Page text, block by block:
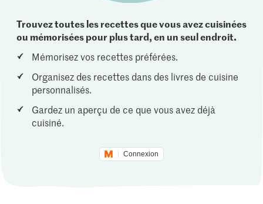
Trouvez toutes les recettes que vous avez cuisinées
ou mémorisées pour plus tard, en un seul endroit.
Mémorisez vos recettes préférées.
Organisez des recettes dans des livres de cuisine
personnalisés.
Gardez un aperçu de ce que vous avez déjà
cuisiné.
Connexion